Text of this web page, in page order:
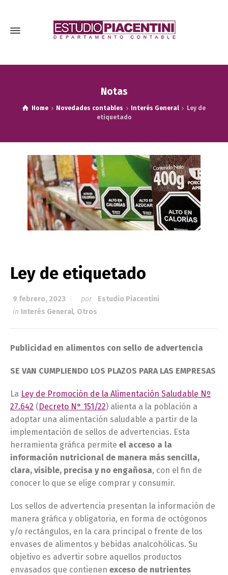
Notas
Home Novedades contables Interés General
Ley de
etiquetado
Ley de etiquetado
9 febrero, 2023 por
Estudio Piacentini
in Interés General, Otros
Publicidad en alimentos con sello de advertencia
SE VAN CUMPLIENDO LOS PLAZOS PARA LAS EMPRESAS
La Ley de Promoción de la Alimentación Saludable Nº
27.642 (Decreto N° 151/22) alienta a la población a
adoptar una alimentación saludable a partir de la
implementación de sellos de advertencias. Esta
herramienta gráfica permite el acceso a la
información nutricional de manera más sencilla,
clara, visible, precisa y no engañosa, con el fin de
conocer lo que se elige comprar y consumir.
Los sellos de advertencia presentan la información de
manera gráfica y obligatoria, en forma de octógonos
y/o rectángulos, en la cara principal o frente de los
envases de alimentos y bebidas analcohólicas. Su
objetivo es advertir sobre aquellos productos
envasados que contienen exceso de nutrientes